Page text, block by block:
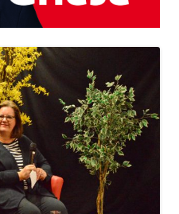
Zum Inhalt springen